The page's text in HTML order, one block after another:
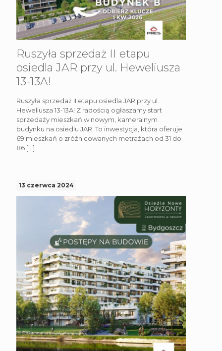
Ruszyła sprzedaż II etapu
osiedla JAR przy ul. Heweliusza
13-13A!
Ruszyła sprzedaż II etapu osiedla JAR przy ul.
Heweliusza 13-13A! Z radością ogłaszamy start
sprzedaży mieszkań w nowym, kameralnym
budynku na osiedlu JAR. To inwestycja, która oferuje
69 mieszkań o zróżnicowanych metrażach od 31 do
86 […]
13 czerwca 2024